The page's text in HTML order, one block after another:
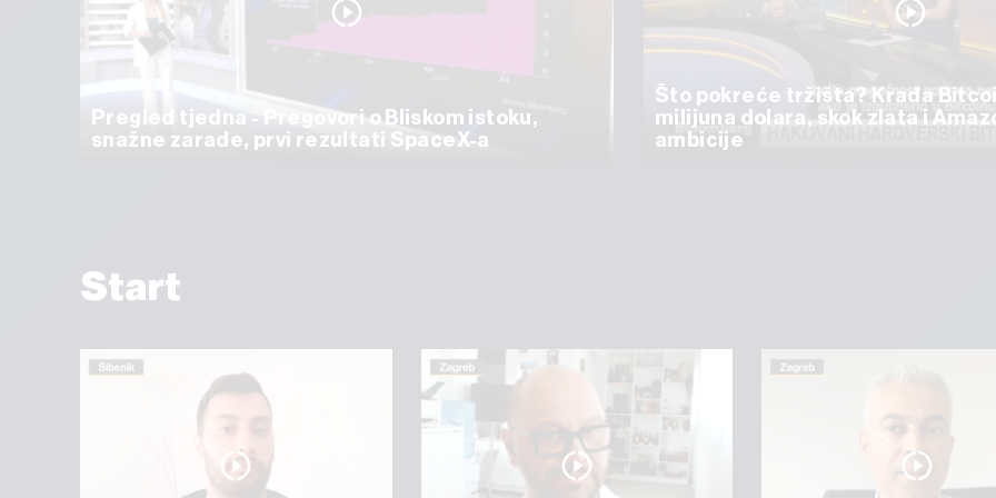
Pregled tjedna - Pregovori o Bliskom istoku,
snažne zarade, prvi rezultati SpaceX-a
Što pokreće tržišta? Krađa
milijuna dolara, skok zlata i
ambicije
Start